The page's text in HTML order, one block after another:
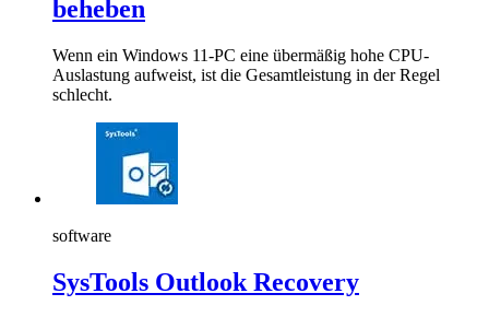
beheben
Wenn ein Windows 11-PC eine übermäßig hohe CPU-
Auslastung aufweist, ist die Gesamtleistung in der Regel
schlecht.
software
SysTools Outlook Recovery